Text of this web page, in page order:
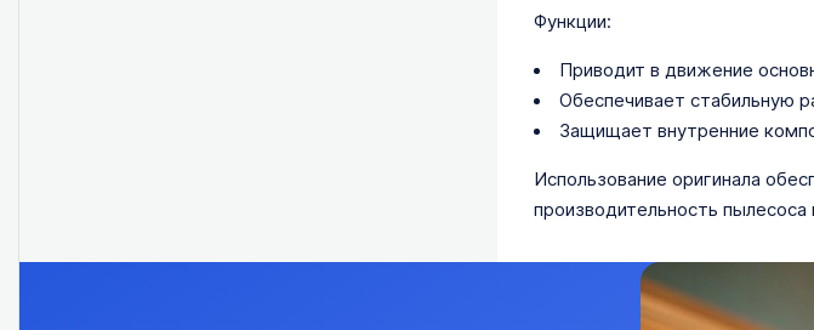
Функции:
Приводит в движение
Обеспечивает стабильную
Защищает внутренние
Использование оригинала
производительность